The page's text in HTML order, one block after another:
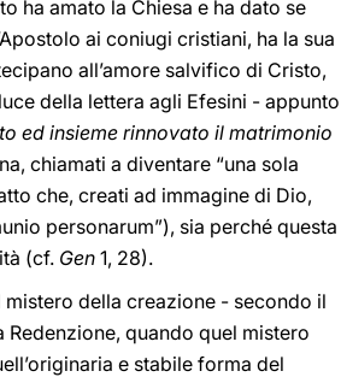
ha amato la Chiesa e ha dato se
ai coniugi cristiani, ha la sua
all’amore salvifico di Cristo,
della lettera agli Efesini - appunto
ed insieme rinnovato il matrimonio
chiamati a diventare “una sola
che, creati ad immagine di Dio,
personarum”), sia perché questa
(cf. Gen 1, 28).
della creazione - secondo il
quando quel mistero
e stabile forma del